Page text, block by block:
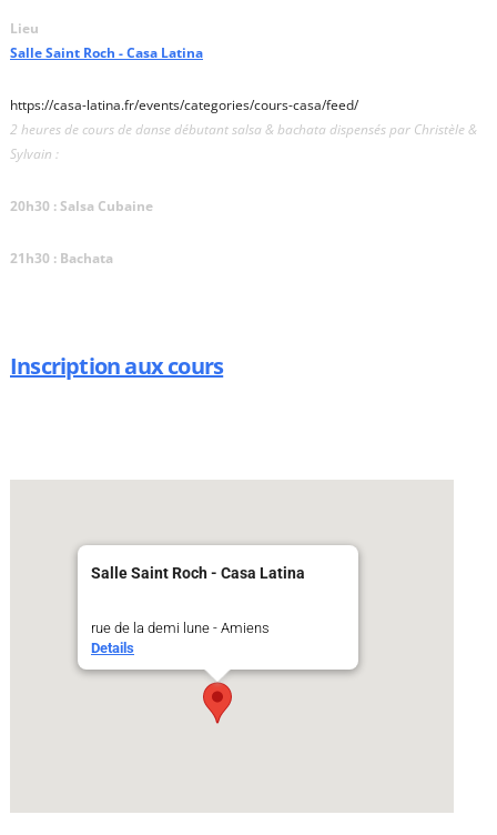
Lieu
Salle Saint Roch - Casa Latina
https://casa-latina.fr/events/categories/cours-casa/feed/
2 heures de cours de danse débutant salsa & bachata dispensés par Christèle &
Sylvain :
20h30 : Salsa Cubaine
21h30 : Bachata
Inscription aux cours
Salle Saint Roch - Casa Latina
rue de la demi lune - Amiens
Details